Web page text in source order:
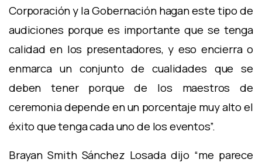
Corporación y la Gobernación hagan este tipo de
audiciones porque es importante que se tenga
calidad en los presentadores, y eso encierra o
enmarca un conjunto de cualidades que se
deben tener porque de los maestros de
ceremonia depende en un porcentaje muy alto el
éxito que tenga cada uno de los eventos”.
Brayan Smith Sánchez Losada dijo “me parece